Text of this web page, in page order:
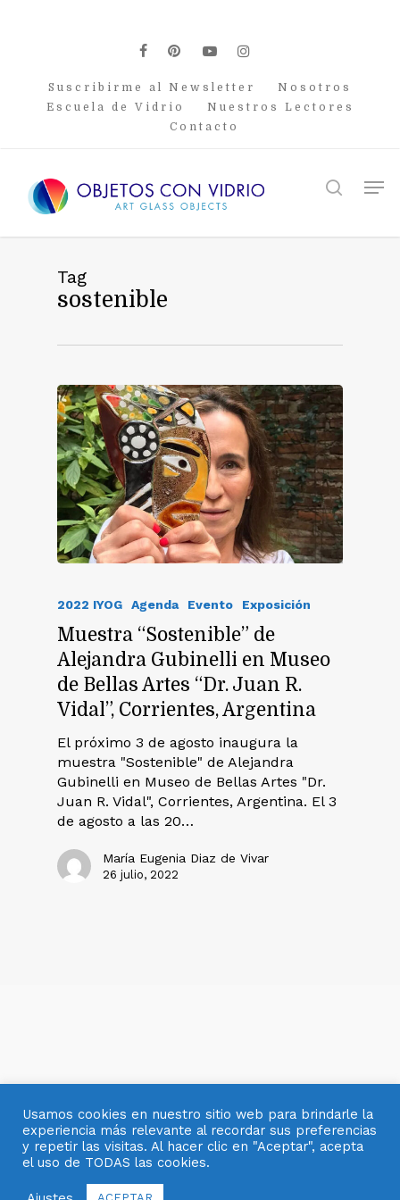
facebook
pinterest
youtubeinstagram
Suscribirme al Newsletter
Nosotros
Escuela de Vidrio
Nuestros Lectores
Contacto
search
Tag
sostenible
2022 IYOG Agenda Evento Exposición
Muestra “Sostenible” de
Alejandra Gubinelli en Museo
de Bellas Artes “Dr. Juan R.
Vidal”, Corrientes, Argentina
El próximo 3 de agosto inaugura la
muestra "Sostenible" de Alejandra
Gubinelli en Museo de Bellas Artes "Dr.
Juan R. Vidal", Corrientes, Argentina. El 3
de agosto a las 20…
María Eugenia Diaz de Vivar
26 julio, 2022
© 2007- 2025 OBJETOS CON VIDRIO
Usamos cookies en nuestro sitio web para brindarle la
experiencia más relevante al recordar sus preferencias
y repetir las visitas. Al hacer clic en "Aceptar", acepta
el uso de TODAS las cookies.